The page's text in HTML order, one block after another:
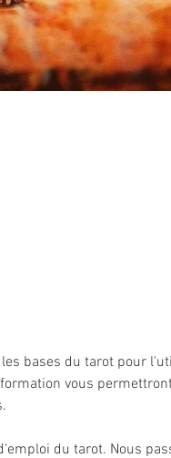
bases du tarot pour
vous
du tarot. Nous